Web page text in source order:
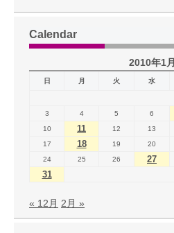
Calendar
2010年1月
日 月 火 水
3
4 5 6
10
11 12 13
17
18 19 20
24
25 26 27
31
« 12月 2月 »